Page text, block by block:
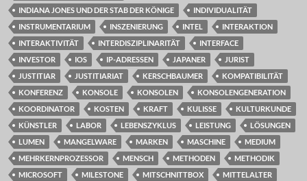
INDIANA JONES UND DER STAB DER KÖNIGE
INDIVIDUALITÄT
INSTRUMENTARIUM
INSZENIERUNG INTEL
INTERAKTION
INTERAKTIVITÄT
INTERDISZIPLINARITÄT
INTERFACE
INVESTOR
IOS IP-ADRESSEN JAPANER
JURIST
JUSTITIAR
JUSTITIARIAT KERSCHBAUMER
KOMPATIBILITÄT
KONFERENZ
KONSOLE KONSOLEN
KONSOLENGENERATION
KOORDINATOR
KOSTEN KRAFT KULISSE
KULTURKUNDE
KÜNSTLER
LABOR LEBENSZYKLUS LEISTUNG
LÖSUNGEN
LUMEN
MANGELWARE MARKEN MASCHINE
MEDIUM
MEHRKERNPROZESSOR
MENSCH METHODEN
METHODIK
MICROSOFT
MILESTONE MITSCHNITTBOX
MITTELALTER